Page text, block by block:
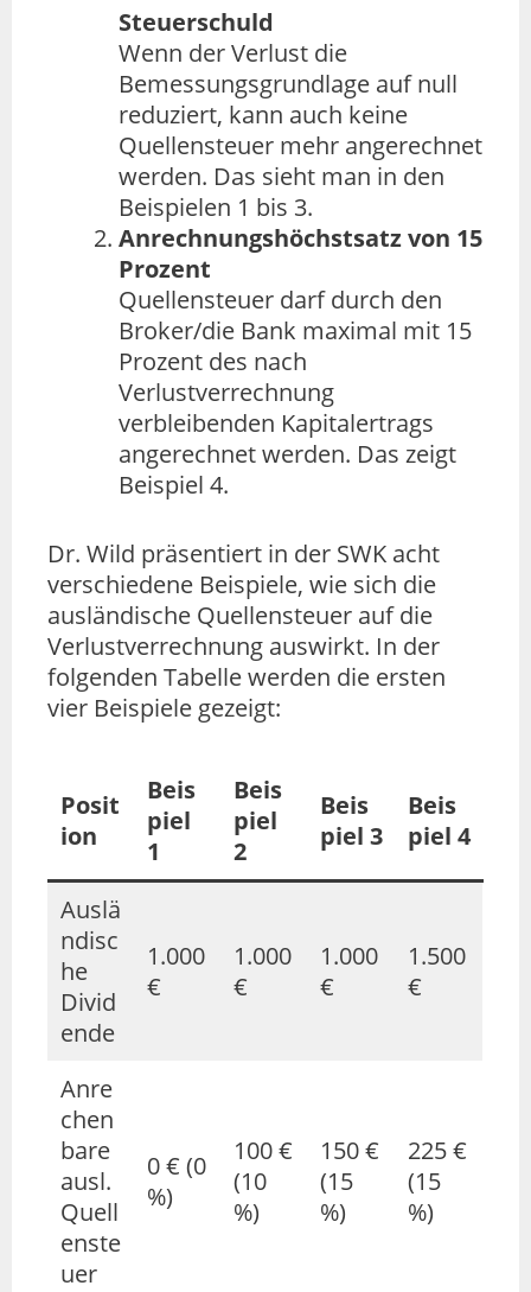
Steuerschuld
Wenn der Verlust die
Bemessungsgrundlage auf null
reduziert, kann auch keine
Quellensteuer mehr angerechnet
werden. Das sieht man in den
Beispielen 1 bis 3.
Anrechnungshöchstsatz von 15
Prozent
Quellensteuer darf durch den
Broker/die Bank maximal mit 15
Prozent des nach
Verlustverrechnung
verbleibenden Kapitalertrags
angerechnet werden. Das zeigt
Beispiel 4.
Dr. Wild präsentiert in der SWK acht
verschiedene Beispiele, wie sich die
ausländische Quellensteuer auf die
Verlustverrechnung auswirkt. In der
folgenden Tabelle werden die ersten
vier Beispiele gezeigt:
Posit
ion
Beis
piel
1
Beis
piel
2
Beis
piel 3
Beis
piel 4
Auslä
ndisc
he
Divid
ende
1.000
€
1.000
€
1.000
€
1.500
€
Anre
chen
bare
ausl.
Quell
enste
uer
0 € (0
%)
100 €
(10
%)
150 €
(15
%)
225 €
(15
%)